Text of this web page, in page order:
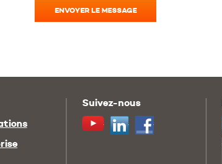
ENVOYER LE MESSAGE
Suivez-nous
YoutubeLinkedinFacebook